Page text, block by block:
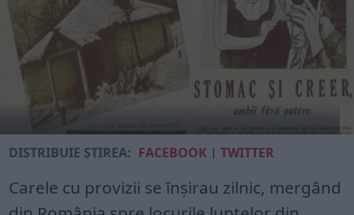
DISTRIBUIE ȘTIREA: FACEBOOK |TWITTER
Carele cu provizii se înșirau zilnic, mergând